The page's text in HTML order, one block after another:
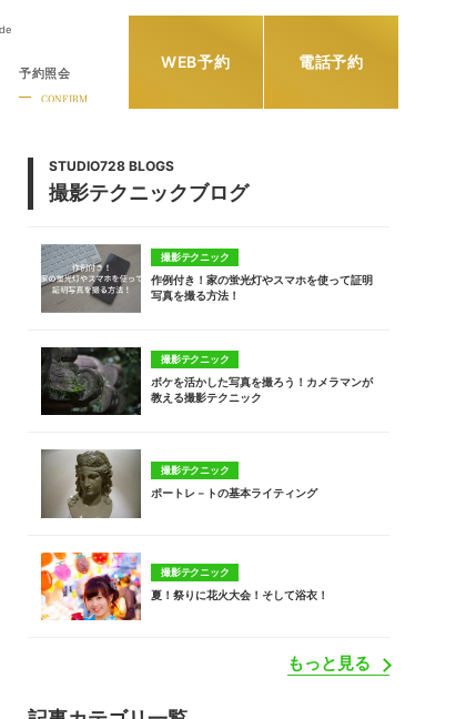
予約照会
CONFIRM
WEB予約 電話予約
STUDIO728 BLOGS
撮影テクニックブログ
撮影テクニック
作例付き！家の蛍光灯やスマホを使って証明
写真を撮る方法！
撮影テクニック
ボケを活かした写真を撮ろう！カメラマンが
教える撮影テクニック
撮影テクニック
ポートレ－トの基本ライティング
撮影テクニック
夏！祭りに花火大会！そして浴衣！
もっと見る